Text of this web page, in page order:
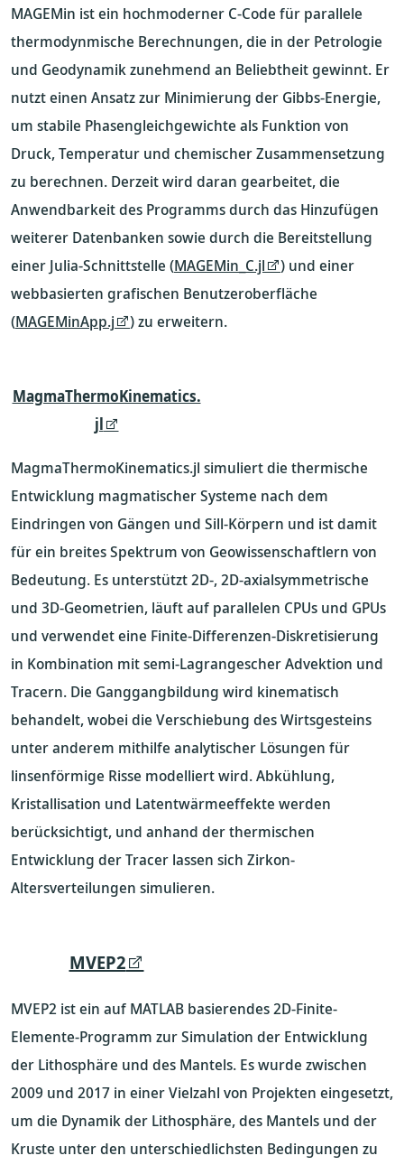
MAGEMin ist ein hochmoderner C-Code für parallele
thermodynmische Berechnungen, die in der Petrologie
und Geodynamik zunehmend an Beliebtheit gewinnt. Er
nutzt einen Ansatz zur Minimierung der Gibbs-Energie,
um stabile Phasengleichgewichte als Funktion von
Druck, Temperatur und chemischer Zusammensetzung
zu berechnen. Derzeit wird daran gearbeitet, die
Anwendbarkeit des Programms durch das Hinzufügen
weiterer Datenbanken sowie durch die Bereitstellung
einer Julia-Schnittstelle (MAGEMin_C.jl
) und einer
webbasierten grafischen Benutzeroberfläche
(MAGEMinApp.j ) zu erweitern.
MagmaThermoKinematics.
jl
MagmaThermoKinematics.jl simuliert die thermische
Entwicklung magmatischer Systeme nach dem
Eindringen von Gängen und Sill-Körpern und ist damit
für ein breites Spektrum von Geowissenschaftlern von
Bedeutung. Es unterstützt 2D-, 2D-axialsymmetrische
und 3D-Geometrien, läuft auf parallelen CPUs und GPUs
und verwendet eine Finite-Differenzen-Diskretisierung
in Kombination mit semi-Lagrangescher Advektion und
Tracern. Die Ganggangbildung wird kinematisch
behandelt, wobei die Verschiebung des Wirtsgesteins
unter anderem mithilfe analytischer Lösungen für
linsenförmige Risse modelliert wird. Abkühlung,
Kristallisation und Latentwärmeeffekte werden
berücksichtigt, und anhand der thermischen
Entwicklung der Tracer lassen sich Zirkon-
Altersverteilungen simulieren.
MVEP2
MVEP2 ist ein auf MATLAB basierendes 2D-Finite-
Elemente-Programm zur Simulation der Entwicklung
der Lithosphäre und des Mantels. Es wurde zwischen
2009 und 2017 in einer Vielzahl von Projekten eingesetzt,
um die Dynamik der Lithosphäre, des Mantels und der
Kruste unter den unterschiedlichsten Bedingungen zu